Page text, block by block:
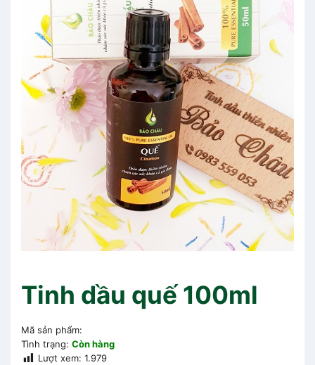
Tinh dầu quế 100ml
Mã sản phẩm:
Tình trạng: Còn hàng
Lượt xem: 1.979